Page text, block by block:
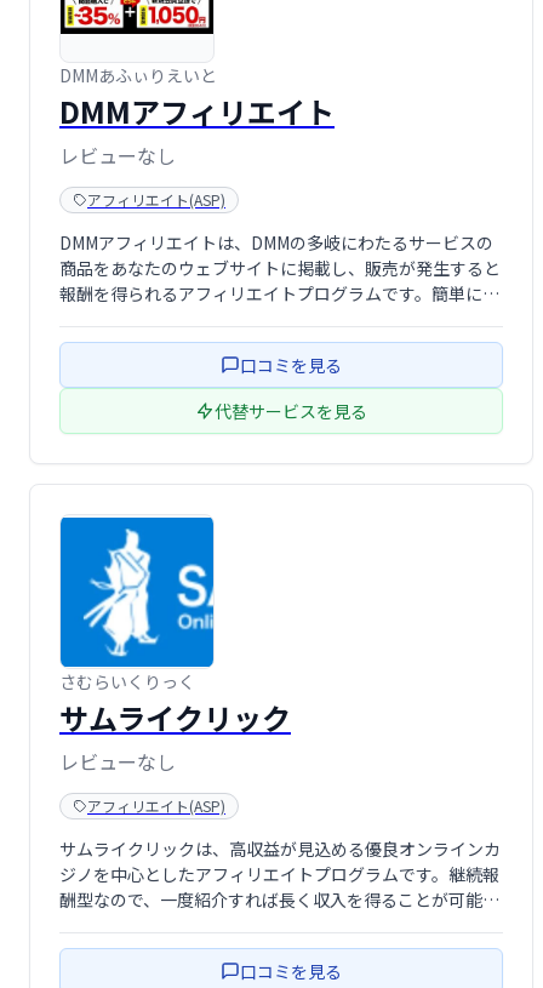
DMMあふぃりえいと
DMMアフィリエイト
レビューなし
アフィリエイト(ASP)
DMMアフィリエイトは、DMMの多岐にわたるサービスの
商品をあなたのウェブサイトに掲載し、販売が発生すると
報酬を得られるアフィリエイトプログラムです。簡単に始
効率的な収益化が可能です。
口コミを見る
代替サービスを見る
さむらいくりっく
サムライクリック
レビューなし
アフィリエイト(ASP)
サムライクリックは、高収益が見込める優良オンラインカ
ジノを中心としたアフィリエイトプログラムです。継続報
酬型なので、一度紹介すれば長く収入を得ることが可能で
ルを提供します。
口コミを見る